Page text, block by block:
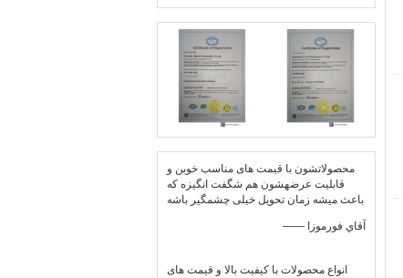
محصولاتشون با قیمت های مناسب خوبن و
قابلیت عرضهشون هم شگفت انگیزه که
باعث میشه زمان تحویل خیلی چشمگیر باشه
—— آقاي فورموزا
انواع محصولات با کیفیت بالا و قیمت های